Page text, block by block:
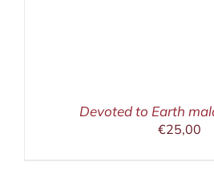
Devoted to Earth
€25,00